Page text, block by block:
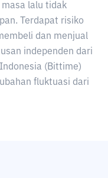
lalu tidak
Terdapat risiko
dan menjual
independen dari
(Bittime)
fluktuasi dari